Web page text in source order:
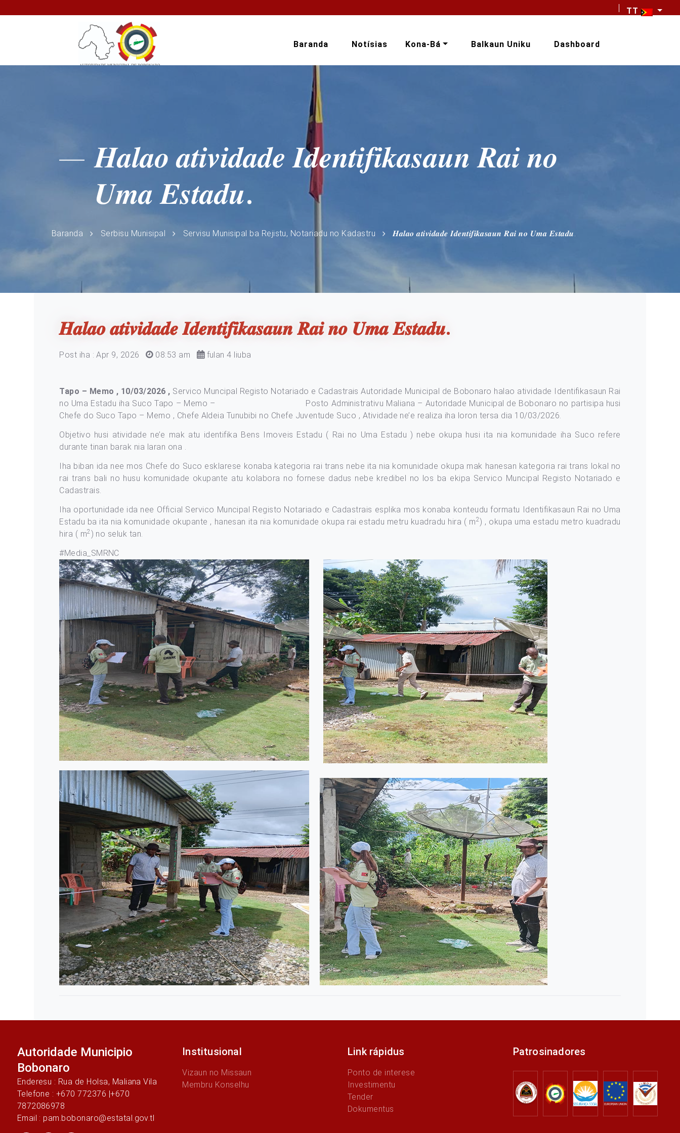
TT
Baranda Notísias Kona-Bá Balkaun Uniku Dashboard
𝑯𝒂𝒍𝒂𝒐 𝒂𝒕𝒊𝒗𝒊𝒅𝒂𝒅𝒆 𝑰𝒅𝒆𝒏𝒕𝒊𝒇𝒊𝒌𝒂𝒔𝒂𝒖𝒏 𝑹𝒂𝒊 𝒏𝒐
𝑼𝒎𝒂 𝑬𝒔𝒕𝒂𝒅𝒖.
Baranda Serbisu Munisipal Servisu Munisipal ba Rejistu, Notariadu no Kadastru 𝑯𝒂𝒍𝒂𝒐 𝒂𝒕𝒊𝒗𝒊𝒅𝒂𝒅𝒆 𝑰𝒅𝒆𝒏𝒕𝒊𝒇𝒊𝒌𝒂𝒔𝒂𝒖𝒏 𝑹𝒂𝒊 𝒏𝒐 𝑼𝒎𝒂 𝑬𝒔𝒕𝒂𝒅𝒖.
𝑯𝒂𝒍𝒂𝒐 𝒂𝒕𝒊𝒗𝒊𝒅𝒂𝒅𝒆 𝑰𝒅𝒆𝒏𝒕𝒊𝒇𝒊𝒌𝒂𝒔𝒂𝒖𝒏 𝑹𝒂𝒊 𝒏𝒐 𝑼𝒎𝒂 𝑬𝒔𝒕𝒂𝒅𝒖.
Post iha : Apr 9, 2026 08:53 am fulan 4 liuba
Tapo – Memo , 10/03/2026 , Servico Muncipal Registo Notariado e Cadastrais Autoridade Municipal de Bobonaro halao atividade Identifikasaun Rai
no Uma Estadu iha Suco Tapo – Memo – Posto Administrativu Maliana – Autoridade Municipal de Bobonaro no partisipa husi
Chefe do Suco Tapo – Memo , Chefe Aldeia Tunubibi no Chefe Juventude Suco , Atividade ne’e realiza iha loron tersa dia 10/03/2026.
Objetivo husi atividade ne’e mak atu identifika Bens Imoveis Estadu ( Rai no Uma Estadu ) nebe okupa husi ita nia komunidade iha Suco refere
durante tinan barak nia laran ona .
Iha biban ida nee mos Chefe do Suco esklarese konaba kategoria rai trans nebe ita nia komunidade okupa mak hanesan kategoria rai trans lokal no
rai trans bali no husu komunidade okupante atu kolabora no fornese dadus nebe kredibel no los ba ekipa Servico Muncipal Registo Notariado e
Cadastrais.
Iha oportunidade ida nee Official Servico Muncipal Registo Notariado e Cadastrais esplika mos konaba konteudu formatu Identifikasaun Rai no Uma
Estadu ba ita nia komunidade okupante , hanesan ita nia komunidade okupa rai estadu metru kuadradu hira ( m2) , okupa uma estadu metro kuadradu
hira ( m2) no seluk tan.
#Media_SMRNC
Autoridade Municipio
Bobonaro
Enderesu : Rua de Holsa, Maliana Vila
Telefone : +670 772376 |+670
7872086978
Email : pam.bobonaro@estatal.gov.tl
Institusional
Vizaun no Missaun
Membru Konselhu
Link rápidus
Ponto de interese
Investimentu
Tender
Dokumentus
Patrosinadores